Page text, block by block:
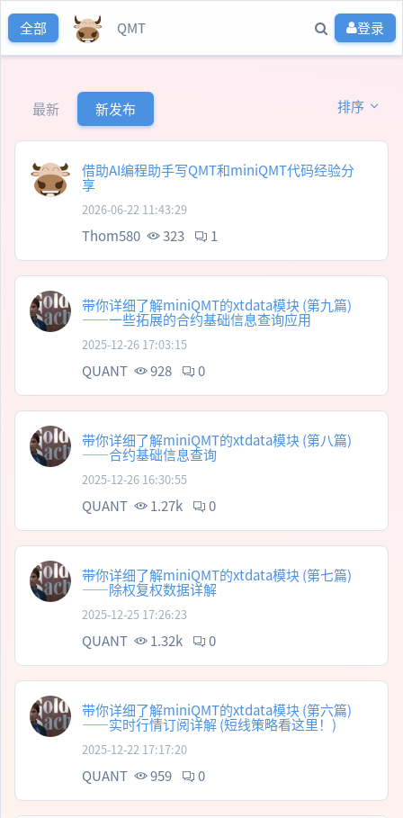
全部 QMT 登录
最新 新发布 排序
借助AI编程助手写QMT和miniQMT代码经验分
享
2026-06-22 11:43:29
Thom580 323 1
带你详细了解miniQMT的xtdata模块 (第九篇)
——一些拓展的合约基础信息查询应用
2025-12-26 17:03:15
QUANT 928 0
带你详细了解miniQMT的xtdata模块 (第八篇)
——合约基础信息查询
2025-12-26 16:30:55
QUANT 1.27k 0
带你详细了解miniQMT的xtdata模块 (第七篇)
——除权复权数据详解
2025-12-25 17:26:23
QUANT 1.32k 0
带你详细了解miniQMT的xtdata模块 (第六篇)
——实时行情订阅详解 (短线策略看这里！)
2025-12-22 17:17:20
QUANT 959 0